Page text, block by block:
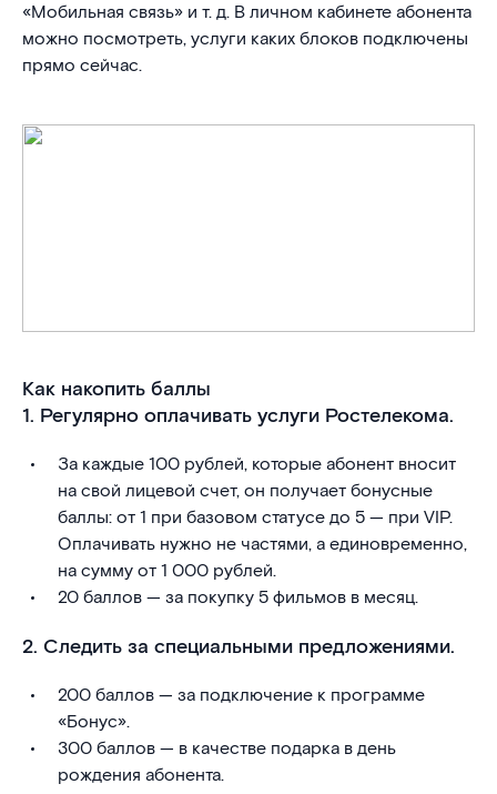
«Мобильная связь» и т. д. В личном кабинете абонента
можно посмотреть, услуги каких блоков подключены
прямо сейчас.
Как накопить баллы
1. Регулярно оплачивать услуги Ростелекома.
За каждые 100 рублей, которые абонент вносит
на свой лицевой счет, он получает бонусные
баллы: от 1 при базовом статусе до 5 — при VIP.
Оплачивать нужно не частями, а единовременно,
на сумму от 1 000 рублей.
20 баллов — за покупку 5 фильмов в месяц.
2. Следить за специальными предложениями.
200 баллов — за подключение к программе
«Бонус».
300 баллов — в качестве подарка в день
рождения абонента.